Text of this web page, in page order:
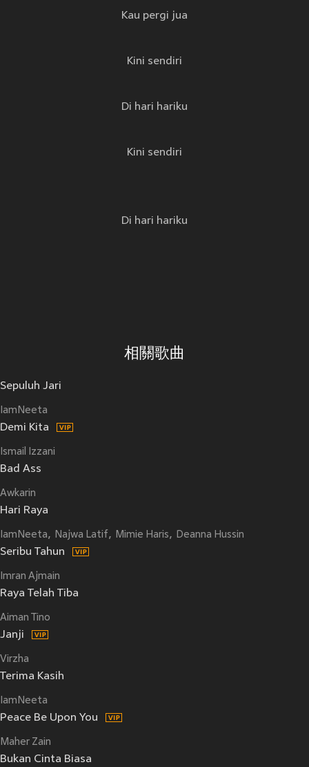
Kau pergi jua
Kini sendiri
Di hari hariku
Kini sendiri
Di hari hariku
相關歌曲
Sepuluh Jari
IamNeeta
Demi Kita
Ismail Izzani
Bad Ass
Awkarin
Hari Raya
IamNeeta Najwa Latif Mimie Haris Deanna Hussin
Seribu Tahun
Imran Ajmain
Raya Telah Tiba
Aiman Tino
Janji
Virzha
Terima Kasih
IamNeeta
Peace Be Upon You
Maher Zain
Bukan Cinta Biasa